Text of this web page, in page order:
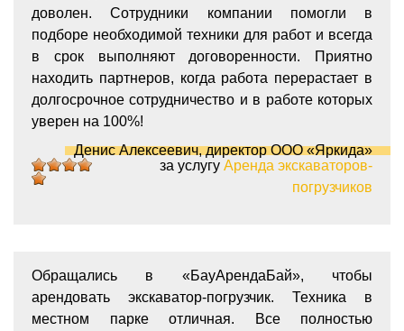
доволен. Сотрудники компании помогли в
подборе необходимой техники для работ и всегда
в срок выполняют договоренности. Приятно
находить партнеров, когда работа перерастает в
долгосрочное сотрудничество и в работе которых
уверен на 100%!
Денис Алексеевич, директор ООО «Яркида»
5 5 5 5
5
за услугу Аренда экскаваторов-
погрузчиков
Обращались в «БауАрендаБай», чтобы
арендовать экскаватор-погрузчик. Техника в
местном парке отличная. Все полностью